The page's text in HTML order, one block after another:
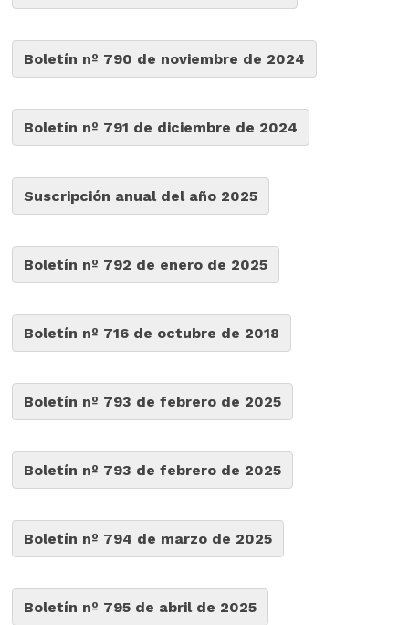
Boletín nº 790 de noviembre de 2024
Boletín nº 791 de diciembre de 2024
Suscripción anual del año 2025
Boletín nº 792 de enero de 2025
Boletín nº 716 de octubre de 2018
Boletín nº 793 de febrero de 2025
Boletín nº 793 de febrero de 2025
Boletín nº 794 de marzo de 2025
Boletín nº 795 de abril de 2025